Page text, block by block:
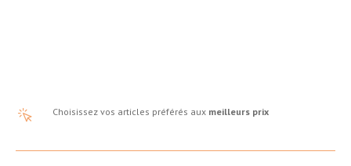
Choisissez vos articles préférés aux meilleurs prix